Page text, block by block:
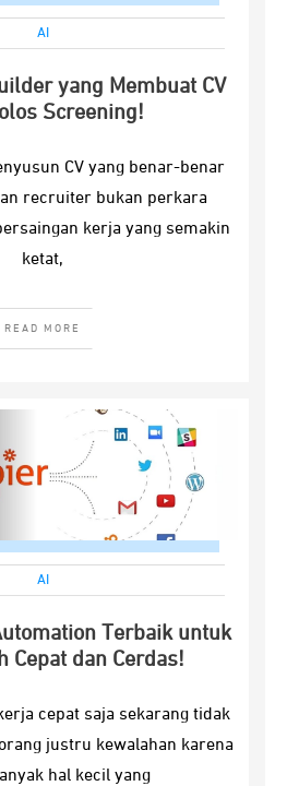
AI
yang Membuat CV
Screening!
CV yang benar-benar
recruiter bukan perkara
kerja yang semakin
ketat,
READ MORE
AI
Terbaik untuk
Cepat dan Cerdas!
cepat saja sekarang tidak
justru kewalahan karena
hal kecil yang